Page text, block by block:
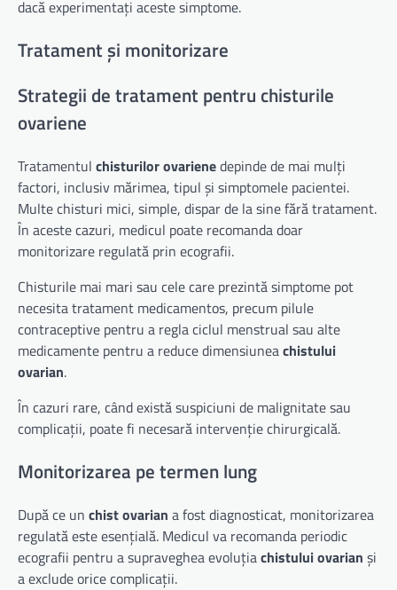
dacă experimentați aceste simptome.
Tratament și monitorizare
Strategii de tratament pentru chisturile
ovariene
Tratamentul chisturilor ovarienedepinde de mai mulți
factori, inclusiv mărimea, tipul și simptomele pacientei.
Multe chisturi mici, simple, dispar de la sine fără tratament.
În aceste cazuri, medicul poate recomanda doar
monitorizare regulată prin ecografii.
Chisturile mai mari sau cele care prezintă simptome pot
necesita tratament medicamentos, precum pilule
contraceptive pentru a regla ciclul menstrual sau alte
medicamente pentru a reduce dimensiuneachistului
ovarian.
În cazuri rare, când există suspiciuni de malignitate sau
complicații, poate fi necesară intervenție chirurgicală.
Monitorizarea pe termen lung
După ce un chist ovarian a fost diagnosticat, monitorizarea
regulată este esențială. Medicul va recomanda periodic
ecografii pentru a supraveghea evoluțiachistului ovarian și
a exclude orice complicații.